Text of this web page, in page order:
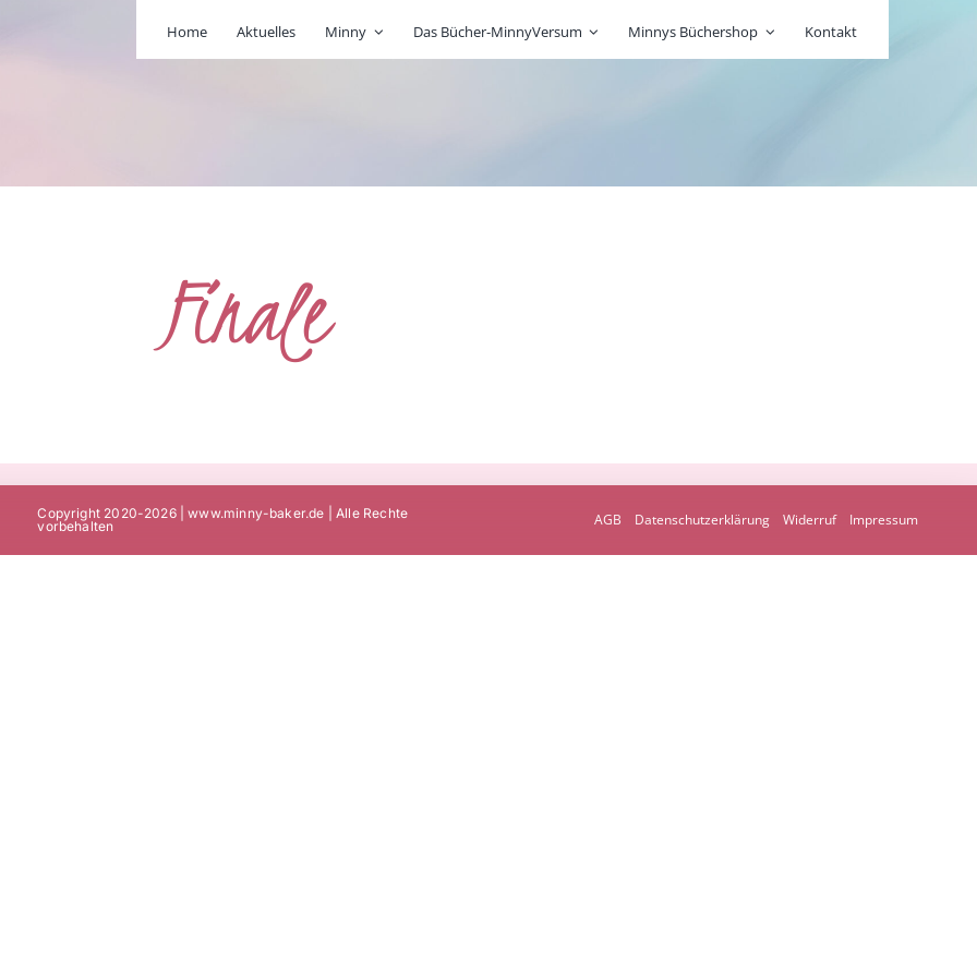
Home Aktuelles Minny Das Bücher-MinnyVersum Minnys Büchershop Kontakt
Finale
Copyright 2020-2026 | www.minny-baker.de | Alle Rechte
vorbehalten
AGB Datenschutzerklärung Widerruf Impressum